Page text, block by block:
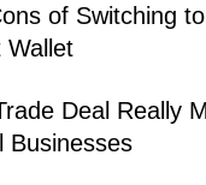
of Switching
Wallet
Deal Really
Businesses